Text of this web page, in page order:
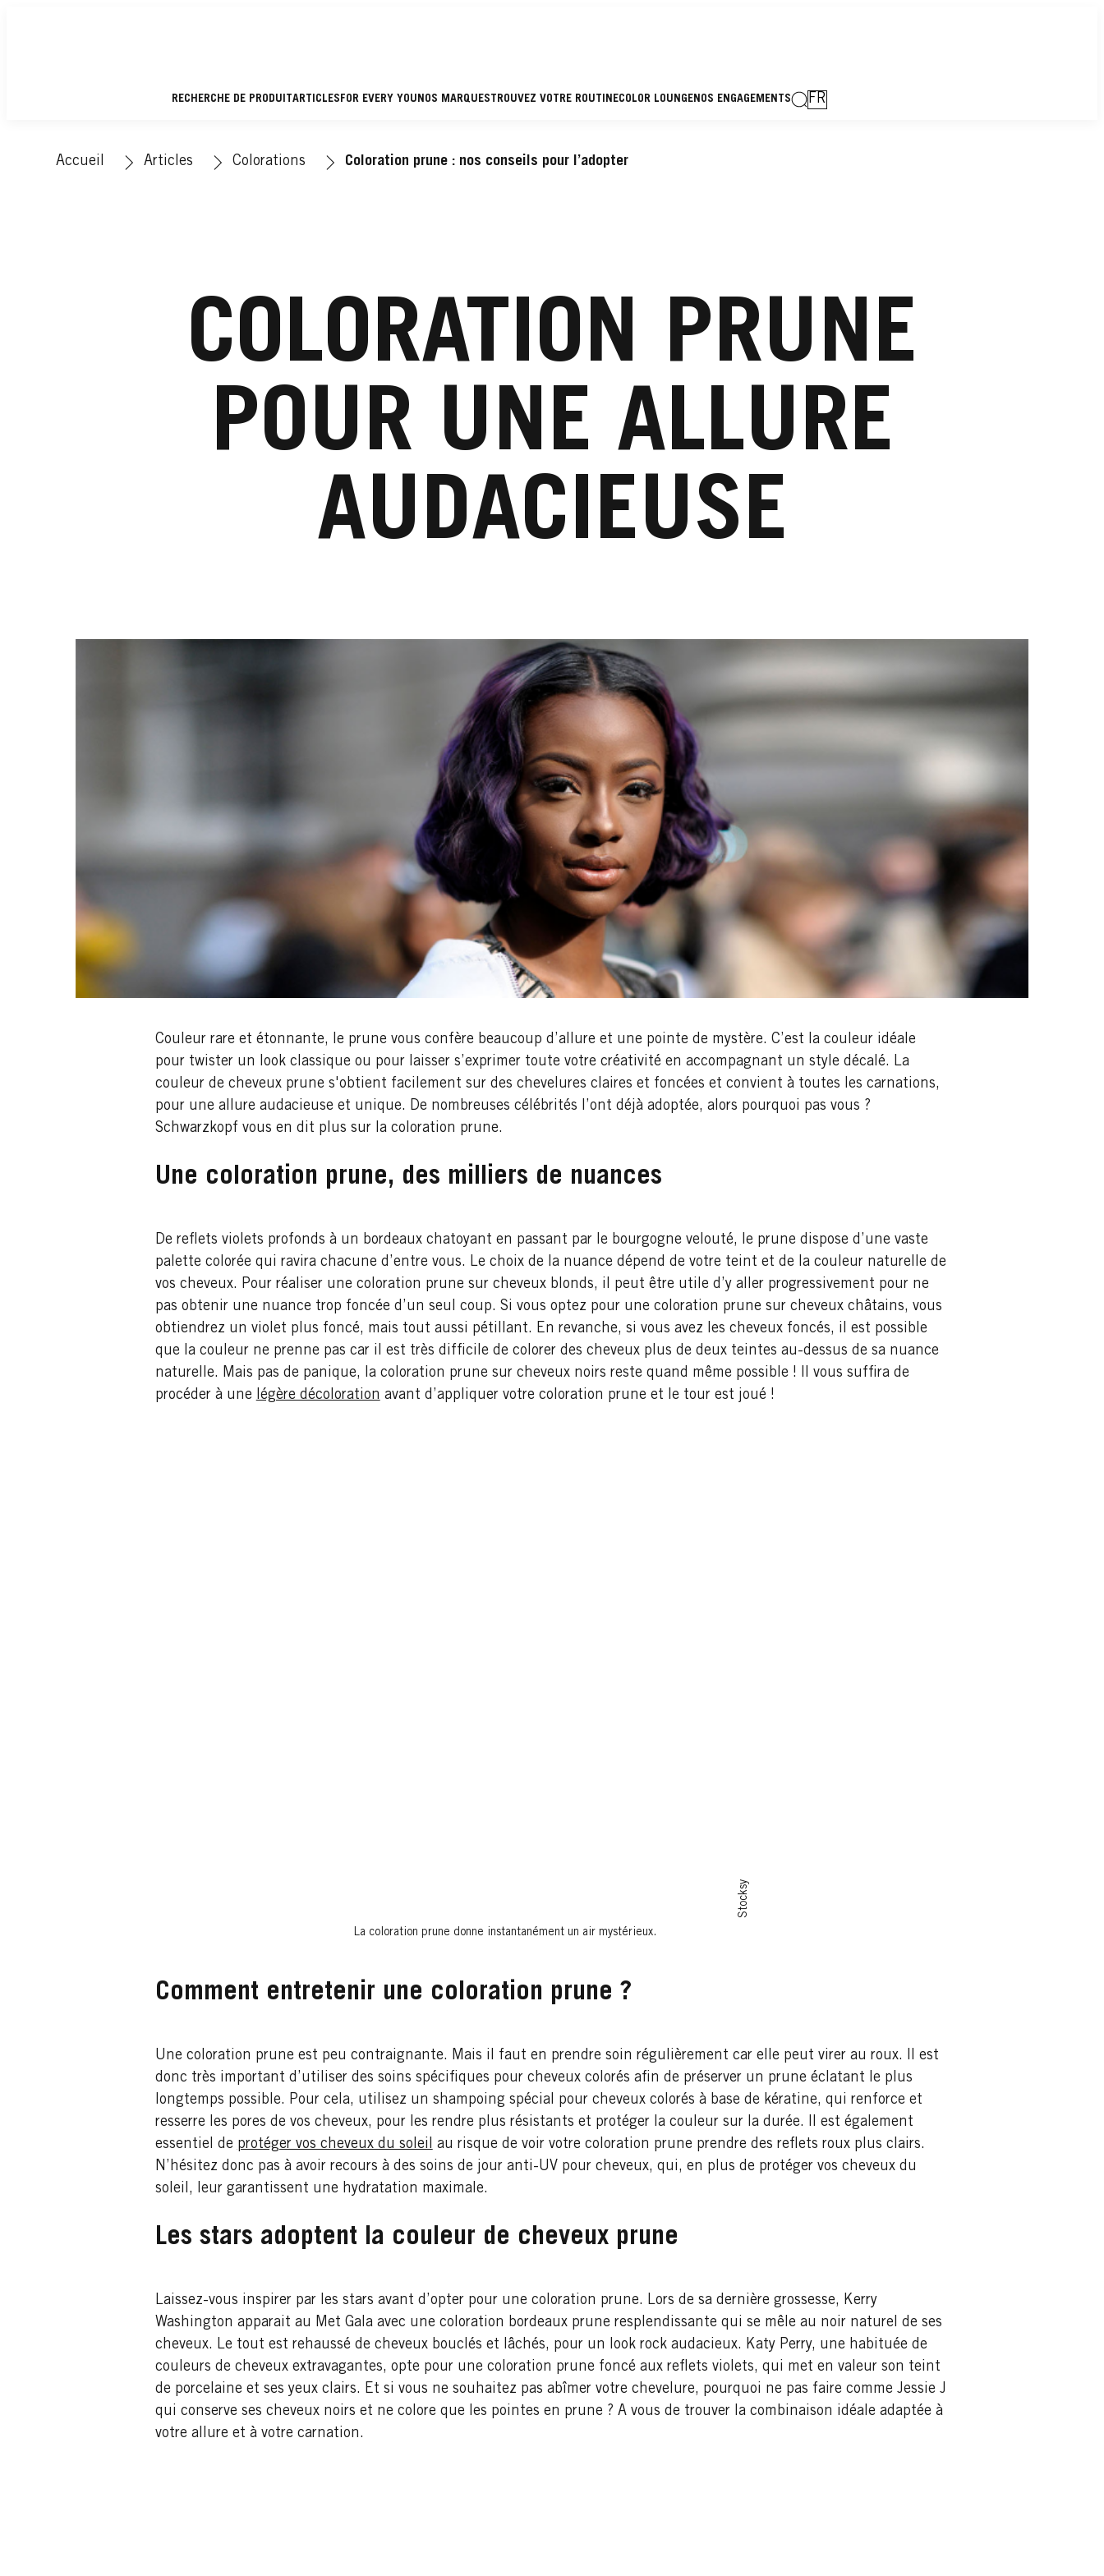
RECHERCHE DE PRODUIT ARTICLESFOR EVERY YOUNOS MARQUES TROUVEZ VOTRE ROUTINECOLOR LOUNGENOS ENGAGEMENTS FR
Accueil Articles Colorations Coloration prune : nos conseils pour l’adopter
COLORATION PRUNE
POUR UNE ALLURE
AUDACIEUSE
Couleur rare et étonnante, le prune vous confère beaucoup d’allure et une pointe de mystère. C’est la couleur idéale
pour twister un look classique ou pour laisser s’exprimer toute votre créativité en accompagnant un style décalé. La
couleur de cheveux prune s'obtient facilement sur des chevelures claires et foncées et convient à toutes les carnations,
pour une allure audacieuse et unique. De nombreuses célébrités l’ont déjà adoptée, alors pourquoi pas vous ?
Schwarzkopf vous en dit plus sur la coloration prune.
Une coloration prune, des milliers de nuances
De reflets violets profonds à un bordeaux chatoyant en passant par le bourgogne velouté, le prune dispose d’une vaste
palette colorée qui ravira chacune d’entre vous. Le choix de la nuance dépend de votre teint et de la couleur naturelle de
vos cheveux. Pour réaliser une coloration prune sur cheveux blonds, il peut être utile d’y aller progressivement pour ne
pas obtenir une nuance trop foncée d’un seul coup. Si vous optez pour une coloration prune sur cheveux châtains, vous
obtiendrez un violet plus foncé, mais tout aussi pétillant. En revanche, si vous avez les cheveux foncés, il est possible
que la couleur ne prenne pas car il est très difficile de colorer des cheveux plus de deux teintes au-dessus de sa nuance
naturelle. Mais pas de panique, la coloration prune sur cheveux noirs reste quand même possible ! Il vous suffira de
procéder à une légère décoloration avant d’appliquer votre coloration prune et le tour est joué !
Stocksy
La coloration prune donne instantanément un air mystérieux.
Comment entretenir une coloration prune ?
Une coloration prune est peu contraignante. Mais il faut en prendre soin régulièrement car elle peut virer au roux. Il est
donc très important d’utiliser des soins spécifiques pour cheveux colorés afin de préserver un prune éclatant le plus
longtemps possible. Pour cela, utilisez un shampoing spécial pour cheveux colorés à base de kératine, qui renforce et
resserre les pores de vos cheveux, pour les rendre plus résistants et protéger la couleur sur la durée. Il est également
essentiel de protéger vos cheveux du soleil au risque de voir votre coloration prune prendre des reflets roux plus clairs.
N’hésitez donc pas à avoir recours à des soins de jour anti-UV pour cheveux, qui, en plus de protéger vos cheveux du
soleil, leur garantissent une hydratation maximale.
Les stars adoptent la couleur de cheveux prune
Laissez-vous inspirer par les stars avant d’opter pour une coloration prune. Lors de sa dernière grossesse, Kerry
Washington apparait au Met Gala avec une coloration bordeaux prune resplendissante qui se mêle au noir naturel de ses
cheveux. Le tout est rehaussé de cheveux bouclés et lâchés, pour un look rock audacieux. Katy Perry, une habituée de
couleurs de cheveux extravagantes, opte pour une coloration prune foncé aux reflets violets, qui met en valeur son teint
de porcelaine et ses yeux clairs. Et si vous ne souhaitez pas abîmer votre chevelure, pourquoi ne pas faire comme Jessie J
qui conserve ses cheveux noirs et ne colore que les pointes en prune ? A vous de trouver la combinaison idéale adaptée à
votre allure et à votre carnation.